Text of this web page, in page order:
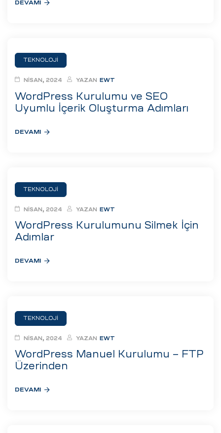
DEVAMI
TEKNOLOJI
WordPress Kurulumu ve SEO
Uyumlu İçerik Oluşturma Adımları
NISAN, 2024 YAZAN EWT
DEVAMI
TEKNOLOJI
WordPress Kurulumunu Silmek İçin
Adımlar
NISAN, 2024 YAZAN EWT
DEVAMI
TEKNOLOJI
WordPress Manuel Kurulumu – FTP
Üzerinden
NISAN, 2024 YAZAN EWT
DEVAMI